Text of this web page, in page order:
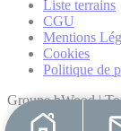
Liste terrains
CGU
Mentions
Cookies
Politique de
Groupe bWood |